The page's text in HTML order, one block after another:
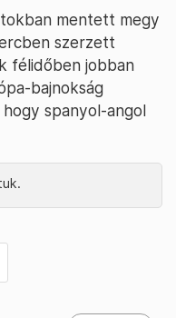
mentett megy
szerzett
félidőben jobban
bajnokság
spanyol-angol